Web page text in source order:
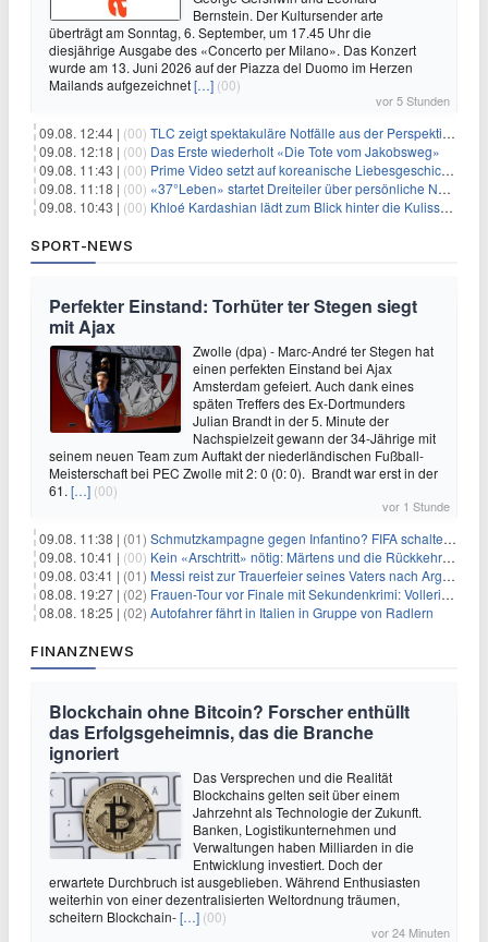
Bernstein. Der Kultursender arte
überträgt am Sonntag, 6. September, um 17.45 Uhr die
diesjährige Ausgabe des «Concerto per Milano». Das Konzert
wurde am 13. Juni 2026 auf der Piazza del Duomo im Herzen
Mailands aufgezeichnet[…] (00)
vor 5 Stunden
09.08. 12:44 | (00) TLC zeigt spektakuläre Notfälle aus der Perspektive der Patienten
09.08. 12:18 | (00) Das Erste wiederholt «Die Tote vom Jakobsweg»
09.08. 11:43 | (00) Prime Video setzt auf koreanische Liebesgeschichte
09.08. 11:18 | (00) «37°Leben» startet Dreiteiler über persönliche Neuanfänge
09.08. 10:43 | (00) Khloé Kardashian lädt zum Blick hinter die Kulissen ihres Freundeskreises
SPORT-NEWS
Perfekter Einstand: Torhüter ter Stegen siegt
mit Ajax
Zwolle (dpa) - Marc-André ter Stegen hat
einen perfekten Einstand bei Ajax
Amsterdam gefeiert. Auch dank eines
späten Treffers des Ex-Dortmunders
Julian Brandt in der 5. Minute der
Nachspielzeit gewann der 34-Jährige mit
seinem neuen Team zum Auftakt der niederländischen Fußball-
Meisterschaft bei PEC Zwolle mit 2: 0 (0: 0). Brandt war erst in der
61. […] (00)
vor 1 Stunde
09.08. 11:38 | (01) Schmutzkampagne gegen Infantino? FIFA schaltet auf Angriff
09.08. 10:41 | (00) Kein «Arschtritt» nötig: Märtens und die Rückkehr nach Paris
09.08. 03:41 | (01) Messi reist zur Trauerfeier seines Vaters nach Argentinien
08.08. 19:27 | (02) Frauen-Tour vor Finale mit Sekundenkrimi: Vollering in Gelb
08.08. 18:25 | (02) Autofahrer fährt in Italien in Gruppe von Radlern
FINANZNEWS
Blockchain ohne Bitcoin? Forscher enthüllt
das Erfolgsgeheimnis, das die Branche
ignoriert
Das Versprechen und die Realität
Blockchains gelten seit über einem
Jahrzehnt als Technologie der Zukunft.
Banken, Logistikunternehmen und
Verwaltungen haben Milliarden in die
Entwicklung investiert. Doch der
erwartete Durchbruch ist ausgeblieben. Während Enthusiasten
weiterhin von einer dezentralisierten Weltordnung träumen,
scheitern Blockchain-[…] (00)
vor 24 Minuten